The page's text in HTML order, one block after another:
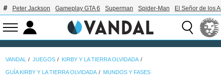
Peter Jackson Gameplay GTA 6 Superman Spider-Man El Señor de los
VANDAL JUEGOS KIRBY Y LA TIERRA OLVIDADA
GUÍA KIRBY Y LA TIERRA OLVIDADA MUNDOS Y FASES